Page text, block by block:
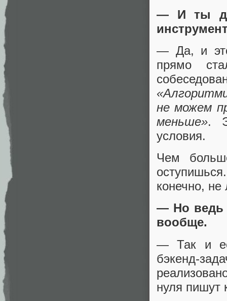
— И ты
— Да, и
прямо
не можем
меньше».
условия.
Чем
конечно, не
— Но ведь
вообще.
— Так и
бэкенд-
нуля пишут